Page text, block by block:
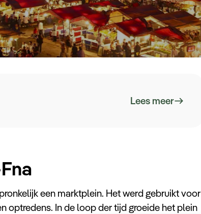
Lees meer
een marktplein. Het werd gebruikt voor
optredens. In de loop der tijd groeide het plein